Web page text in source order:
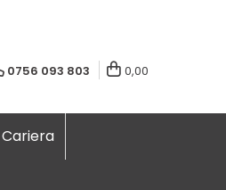
0756 093 803 0,00
Cariera